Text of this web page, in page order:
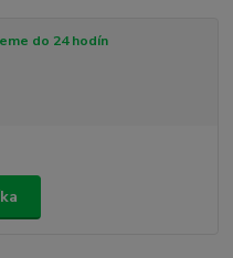
do 24 hodín